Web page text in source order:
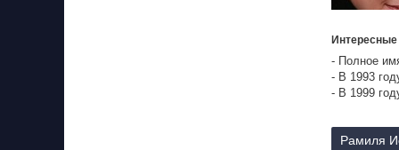
- Полное
- В 1993
- В 1999
Рамиля